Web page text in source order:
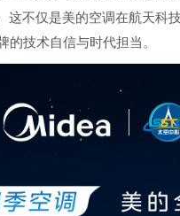
这不仅是美的空调在航天
的技术自信与时代担当。